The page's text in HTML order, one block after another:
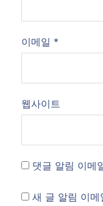
이메일 *
웹사이트
댓글 알림 이메
새 글 알림 이메